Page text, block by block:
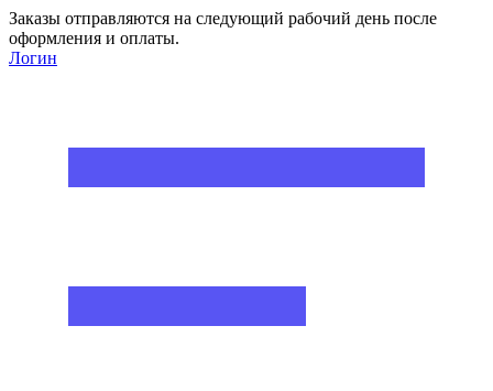
Заказы отправляются на следующий рабочий день после
оформления и оплаты.
Логин